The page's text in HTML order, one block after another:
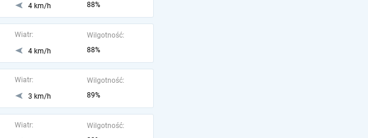
4 km/h
88%
Wiatr:
4 km/h
Wilgotność:
88%
Wiatr:
3 km/h
Wilgotność:
89%
Wiatr:
Wilgotność: